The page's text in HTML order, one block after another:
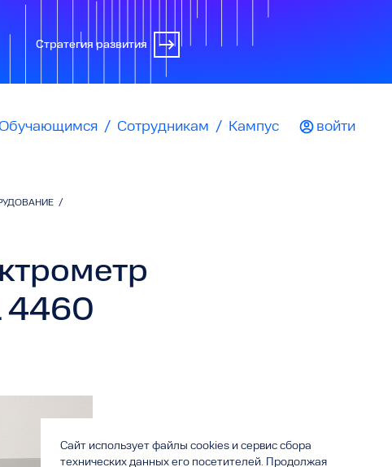
Стратегия развития
Обучающимся / Сотрудникам /
Кампус
войти
/
4460
Сайт использует файлы cookies и сервис сбора
технических данных его посетителей. Продолжая